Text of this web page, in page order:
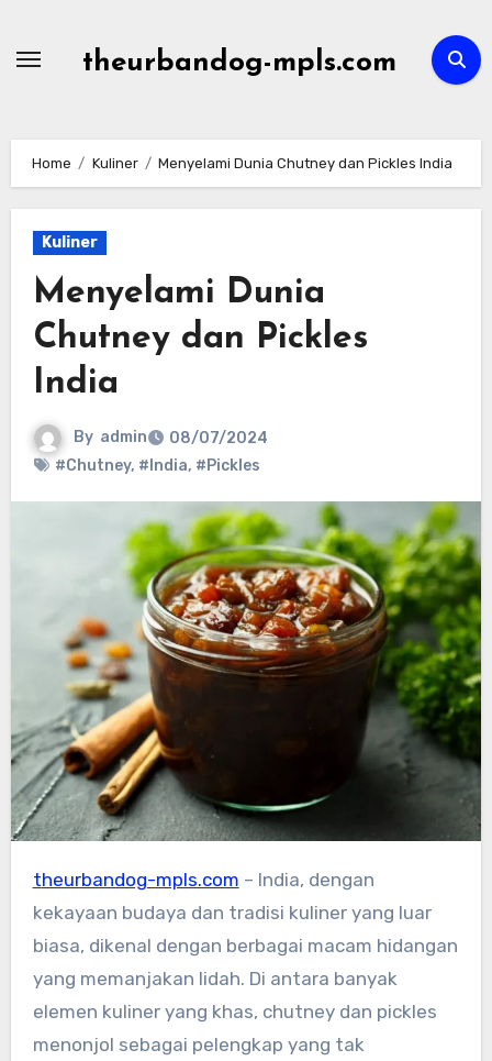
theurbandog-mpls.com
Home Kuliner Menyelami Dunia Chutney dan Pickles India
Kuliner
Menyelami Dunia
Chutney dan Pickles
India
By admin
08/07/2024
#Chutney, #India, #Pickles
theurbandog-mpls.com – India, dengan
kekayaan budaya dan tradisi kuliner yang luar
biasa, dikenal dengan berbagai macam hidangan
yang memanjakan lidah. Di antara banyak
elemen kuliner yang khas, chutney dan pickles
menonjol sebagai pelengkap yang tak